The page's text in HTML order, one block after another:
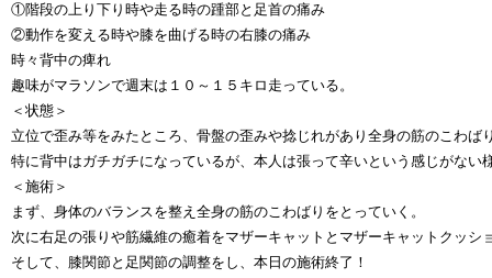
①階段の上り下り時や走る時の踵部と足首の痛み
②動作を変える時や膝を曲げる時の右膝の痛み
時々背中の痺れ
趣味がマラソンで週末は１０～１５キロ走っている。
＜状態＞
立位で歪み等をみたところ、骨盤の歪みや捻じれがあり全身の筋のこわば
特に背中はガチガチになっているが、本人は張って辛いという感じがない
＜施術＞
まず、身体のバランスを整え全身の筋のこわばりをとっていく。
次に右足の張りや筋繊維の癒着をマザーキャットとマザーキャットクッシ
そして、膝関節と足関節の調整をし、本日の施術終了！